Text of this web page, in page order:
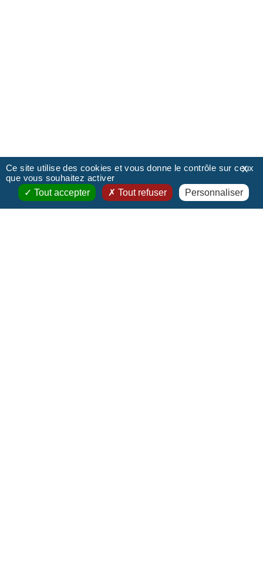
X
Ce site utilise des cookies et vous donne le contrôle sur ceux
que vous souhaitez activer
Tout accepter
Tout refuser Personnaliser